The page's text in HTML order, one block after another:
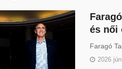
és női
Faragó
2026